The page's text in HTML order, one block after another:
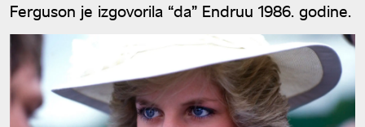
Ferguson je izgovorila “da” Endruu 1986. godine.